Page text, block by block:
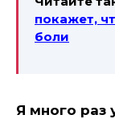
покажет,
боли
Я много раз